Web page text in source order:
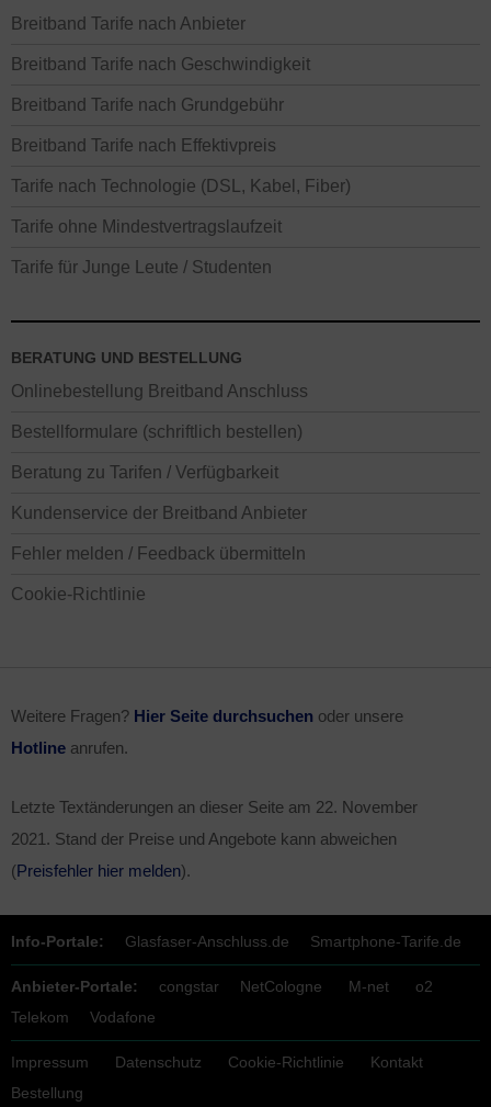
Breitband Tarife nach Anbieter
Breitband Tarife nach Geschwindigkeit
Breitband Tarife nach Grundgebühr
Breitband Tarife nach Effektivpreis
Tarife nach Technologie (DSL, Kabel, Fiber)
Tarife ohne Mindestvertragslaufzeit
Tarife für Junge Leute / Studenten
BERATUNG UND BESTELLUNG
Onlinebestellung Breitband Anschluss
Bestellformulare (schriftlich bestellen)
Beratung zu Tarifen / Verfügbarkeit
Kundenservice der Breitband Anbieter
Fehler melden / Feedback übermitteln
Cookie-Richtlinie
Weitere Fragen? Hier Seite durchsuchen oder unsere
Hotline anrufen.
Letzte Textänderungen an dieser Seite am 22. November
2021 . Stand der Preise und Angebote kann abweichen
(Preisfehler hier melden).
Info-Portale: Glasfaser-Anschluss.de Smartphone-Tarife.de
Anbieter-Portale: congstar NetCologne M-net
o2
Telekom
Vodafone
Impressum Datenschutz Cookie-Richtlinie
Kontakt
Bestellung